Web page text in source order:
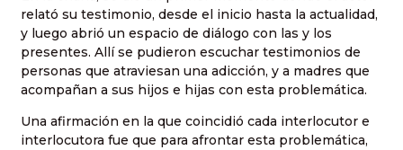
relató su testimonio, desde el inicio hasta la actualidad,
y luego abrió un espacio de diálogo con las y los
presentes. Allí se pudieron escuchar testimonios de
personas que atraviesan una adicción, y a madres que
acompañan a sus hijos e hijas con esta problemática.
Una afirmación en la que coincidió cada interlocutor e
interlocutora fue que para afrontar esta problemática,